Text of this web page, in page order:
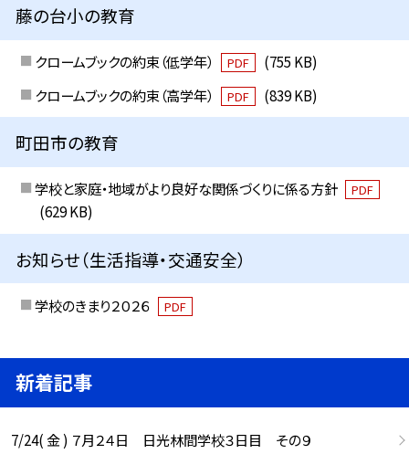
藤の台小の教育
クロームブックの約束（低学年） PDF
(755 KB)
クロームブックの約束（高学年）
PDF (839 KB)
町田市の教育
学校と家庭・地域がより良好な関係づくりに係る方針 PDF
(629 KB)
お知らせ（生活指導・交通安全）
学校のきまり２０２６ PDF
新着記事
7/24( 金 ) ７月２４日 日光林間学校３日目 その９